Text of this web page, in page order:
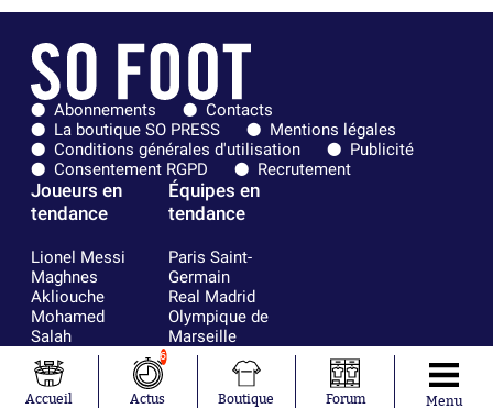
Abonnements
Contacts
La boutique SO PRESS
Mentions légales
Conditions générales d'utilisation
Publicité
Consentement RGPD
Recrutement
Joueurs en
tendance
Lionel Messi
Maghnes
Akliouche
Mohamed
Salah
Neymar
Julián Álvarez
Ferrán Torres
Équipes en
tendance
Paris Saint-
Germain
Real Madrid
Olympique de
Marseille
FIFA
FC Barcelone
Argentine
Accueil
6
Actus Boutique Forum Menu